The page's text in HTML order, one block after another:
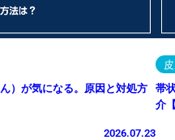
）が気になる。原因と対処方
2026.07.23
帯
介